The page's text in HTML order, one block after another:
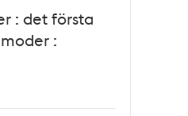
: det första
: